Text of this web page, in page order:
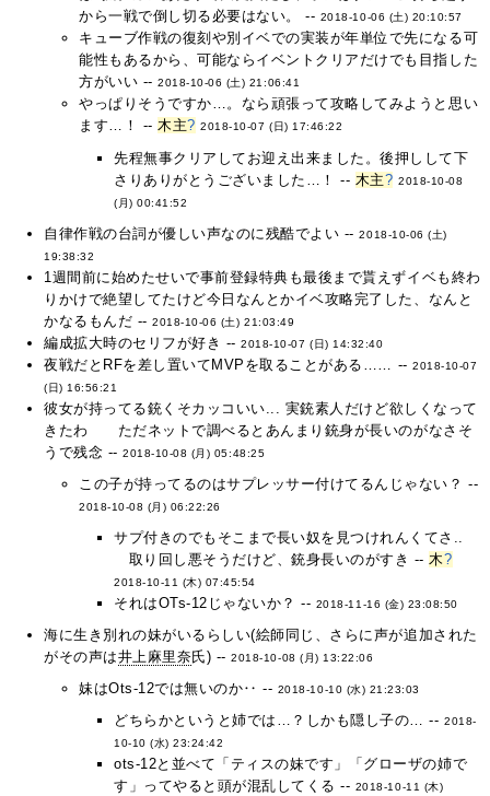
から一戦で倒し切る必要はない。 -- 2018-10-06 (土) 20:10:57
キューブ作戦の復刻や別イベでの実装が年単位で先になる可
能性もあるから、可能ならイベントクリアだけでも目指した
方がいい --2018-10-06 (土) 21:06:41
やっぱりそうですか…。なら頑張って攻略してみようと思い
ます…！ --木主? 2018-10-07 (日) 17:46:22
先程無事クリアしてお迎え出来ました。後押しして下
さりありがとうございました…！ -- 木主? 2018-10-08
(月) 00:41:52
自律作戦の台詞が優しい声なのに残酷でよい --2018-10-06 (土)
19:38:32
1週間前に始めたせいで事前登録特典も最後まで貰えずイベも終わ
りかけで絶望してたけど今日なんとかイベ攻略完了した、なんと
かなるもんだ --2018-10-06 (土) 21:03:49
編成拡大時のセリフが好き --2018-10-07 (日) 14:32:40
夜戦だとRFを差し置いてMVPを取ることがある…… --2018-10-07
(日) 16:56:21
彼女が持ってる銃くそカッコいい... 実銃素人だけど欲しくなって
きたわ ただネットで調べるとあんまり銃身が長いのがなさそ
うで残念 --2018-10-08 (月) 05:48:25
この子が持ってるのはサプレッサー付けてるんじゃない？ --
2018-10-08 (月) 06:22:26
サプ付きのでもそこまで長い奴を見つけれんくてさ..
取り回し悪そうだけど、銃身長いのがすき -- 木?
2018-10-11 (木) 07:45:54
それはOTs-12じゃないか？ -- 2018-11-16 (金) 23:08:50
海に生き別れの妹がいるらしい(絵師同じ、さらに声が追加された
がその声は井上麻里奈氏) --2018-10-08 (月) 13:22:06
妹はOts-12では無いのか‥ -- 2018-10-10 (水) 21:23:03
どちらかというと姉では…？しかも隠し子の… -- 2018-
10-10 (水) 23:24:42
ots-12と並べて「ティスの妹です」「グローザの姉で
す」ってやると頭が混乱してくる -- 2018-10-11 (木)